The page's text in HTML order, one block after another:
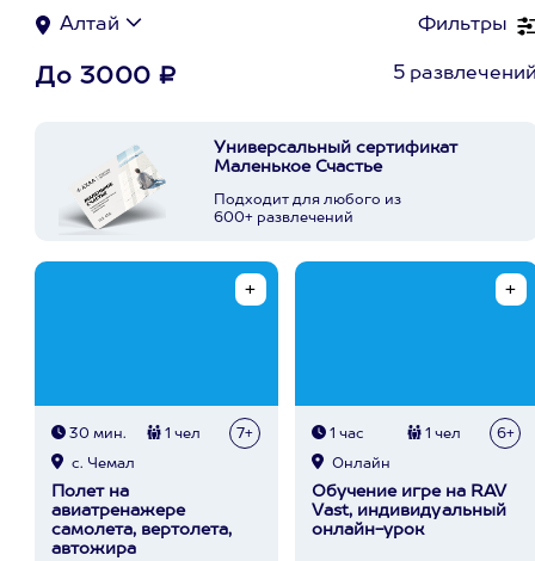
Фильтры
Алтай
До 3000 ₽ 5
Универсальный сертификат
Маленькое Счастье
Подходит для любого из
600+ развлечений
30 мин. 1 чел 7+
с. Чемал
Полет на
авиатренажере
самолета, вертолета,
автожира
1 час 1 чел 6+
Онлайн
Обучение игре на RAV
Vast, индивидуальный
онлайн-урок